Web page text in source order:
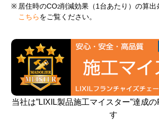
※ 居住時のCO2削減効果（1台あたり）の算出
こちら をご覧ください。
当社は”LIXIL製品施工マイスター”達成
す